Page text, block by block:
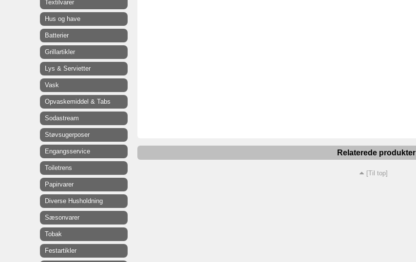
Relaterede produkter
[Til top]
Textilvarer
Hus og have
Batterier
Grillartikler
Lys & Servietter
Vask
Opvaskemiddel & Tabs
Sodastream
Støvsugerposer
Engangsservice
Toiletrens
Papirvarer
Diverse Husholdning
Sæsonvarer
Tobak
Festartikler